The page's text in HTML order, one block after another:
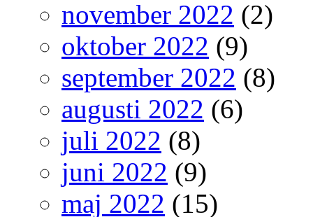
november 2022 (2)
oktober 2022 (9)
september 2022 (8)
augusti 2022 (6)
juli 2022 (8)
juni 2022 (9)
maj 2022 (15)